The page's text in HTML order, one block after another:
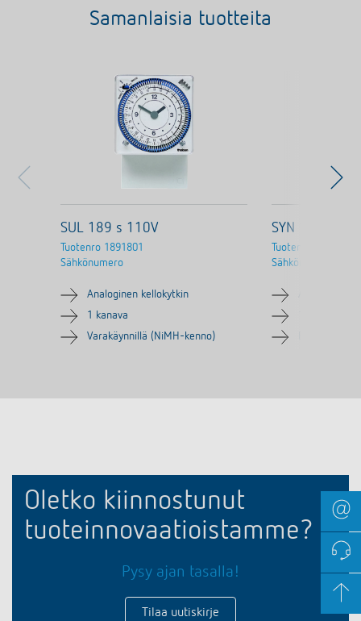
Samanlaisia tuotteita
SUL 189 s 110V
Tuotenro 1891801
Sähkönumero
Analoginen kellokytkin
1 kanava
Varakäynnillä (NiMH-kenno)
SYN 169 s
Tuotenro
Sähkönumero
Oletko kiinnostunut
tuoteinnovaatioistamme?
Pysy ajan tasalla!
Tilaa uutiskirje